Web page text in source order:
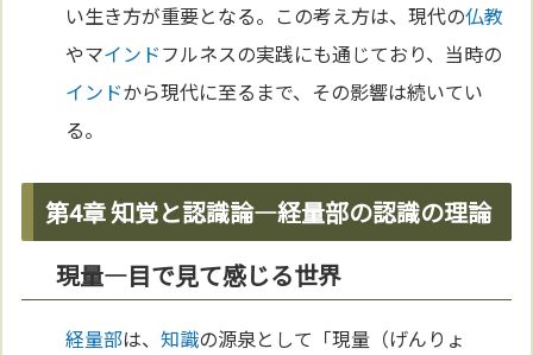
い生き方が重要となる。この考え方は、現代の仏教
やマインドフルネスの実践にも通じており、当時の
インドから現代に至るまで、その影響は続いてい
る。
第4章 知覚と認識論―経量部の認識の理論
現量―目で見て感じる世界
経量部は、知識の源泉として「現量（げんりょ